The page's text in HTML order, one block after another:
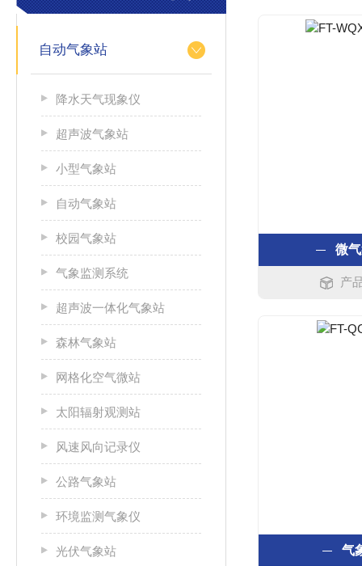
自动气象站
降水天气现象仪
超声波气象站
小型气象站
自动气象站
校园气象站
气象监测系统
超声波一体化气象站
森林气象站
网格化空气微站
太阳辐射观测站
风速风向记录仪
公路气象站
环境监测气象仪
光伏气象站
微
产
气